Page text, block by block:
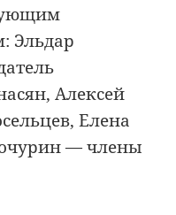
Эльдар
Алексей
Елена
— члены